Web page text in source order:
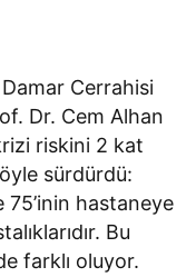
Cerrahisi
Dr. Cem Alhan
riskini 2 kat
sürdürdü:
75’inin hastaneye
Bu
farklı oluyor.